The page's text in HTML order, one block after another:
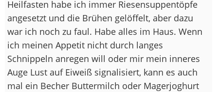
Heilfasten habe ich immer Riesensuppentöpfe
angesetzt und die Brühen gelöffelt, aber dazu
war ich noch zu faul. Habe alles im Haus. Wenn
ich meinen Appetit nicht durch langes
Schnippeln anregen will oder mir mein inneres
Auge Lust auf Eiweiß signalisiert, kann es auch
mal ein Becher Buttermilch oder Magerjoghurt